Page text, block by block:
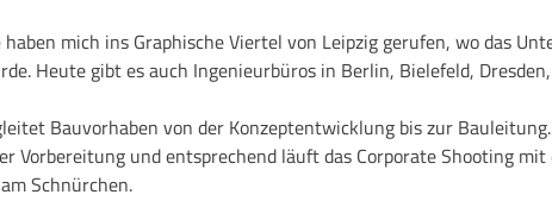
haben mich ins Graphische Viertel von Leipzig gerufen, wo das
Heute gibt es auch Ingenieurbüros in Berlin, Bielefeld,
Bauvorhaben von der Konzeptentwicklung bis zur
Vorbereitung und entsprechend läuft das Corporate Shooting
Schnürchen.